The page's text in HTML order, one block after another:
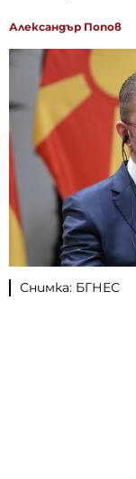
Александър Попов
Снимка: БГНЕС